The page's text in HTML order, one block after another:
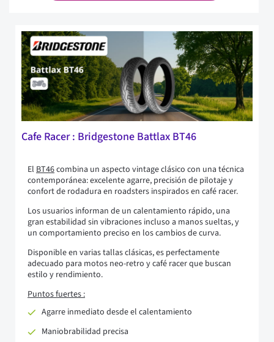
Cafe Racer : Bridgestone Battlax BT46
El BT46combina un aspecto vintage clásico con una técnica
contemporánea: excelente agarre, precisión de pilotaje y
confort de rodadura en roadsters inspirados en café racer.
Los usuarios informan de un calentamiento rápido, una
gran estabilidad sin vibraciones incluso a manos sueltas, y
un comportamiento preciso en los cambios de curva.
Disponible en varias tallas clásicas, es perfectamente
adecuado para motos neo-retro y café racer que buscan
estilo y rendimiento.
Puntos fuertes :
Agarre inmediato desde el calentamiento
Maniobrabilidad precisa